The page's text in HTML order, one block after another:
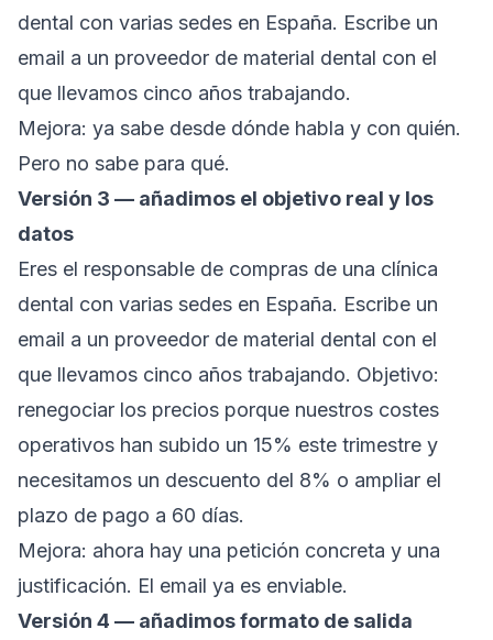
dental con varias sedes en España. Escribe un
email a un proveedor de material dental con el
que llevamos cinco años trabajando.
Mejora: ya sabe desde dónde habla y con quién.
Pero no sabe para qué.
Versión 3 — añadimos el objetivo real y los
datos
Eres el responsable de compras de una clínica
dental con varias sedes en España. Escribe un
email a un proveedor de material dental con el
que llevamos cinco años trabajando. Objetivo:
renegociar los precios porque nuestros costes
operativos han subido un 15% este trimestre y
necesitamos un descuento del 8% o ampliar el
plazo de pago a 60 días.
Mejora: ahora hay una petición concreta y una
justificación. El email ya es enviable.
Versión 4 — añadimos formato de salida